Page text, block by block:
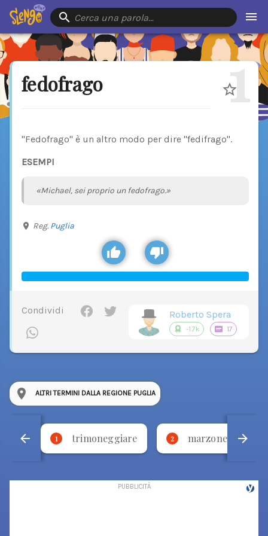
Cerca una parola…
fedofrago 1
"Fedofrago" è un altro modo per dire "fedifrago".
ESEMPI
«Michael, sei proprio un fedofrago.»
Reg. Puglia
Condividi Roberto Spera
-1.7k 17
ALTRI TERMINI DALLA REGIONE PUGLIA
1 trimoneggiare 2 marzone